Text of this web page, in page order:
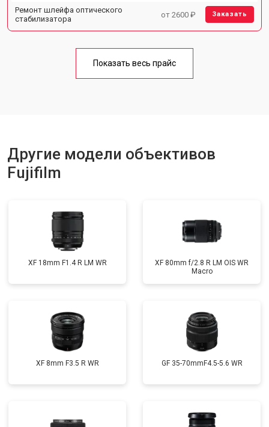
Ремонт шлейфа оптического
стабилизатора
от 2600 ₽ Заказать
Показать весь прайс
Другие модели объективов
Fujifilm
XF 18mm F1.4 R LM WR
XF 80mm f/2.8 R LM OIS WR
Macro
XF 8mm F3.5 R WR GF 35-70mmF4.5-5.6 WR